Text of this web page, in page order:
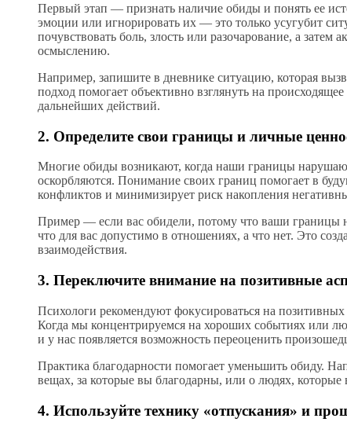
Первый этап — признать наличие обиды и понять ее
эмоции или игнорировать их — это только усугубит
почувствовать боль, злость или разочарование, а затем
осмыслению.
Например, запишите в дневнике ситуацию, которая
подход помогает объективно взглянуть на
дальнейших действий.
2. Определите свои границы и личные
Многие обиды возникают, когда наши границы
оскорбляются. Понимание своих границ помогает в
конфликтов и минимизирует риск накопления
Пример — если вас обидели, потому что ваши границы
что для вас допустимо в отношениях, а что нет. Это
взаимодействия.
3. Переключите внимание на позитивные
Психологи рекомендуют фокусироваться на
Когда мы концентрируемся на хороших событиях или
и у нас появляется возможность переоценить
Практика благодарности помогает уменьшить обиду.
вещах, за которые вы благодарны, или о людях,
4. Используйте технику «отпускания» и